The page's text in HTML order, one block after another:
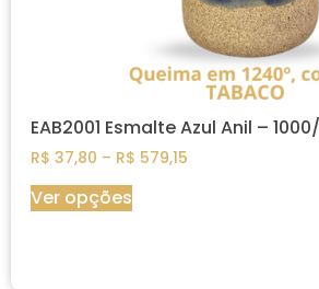
EAB2001 Esmalte Azul Anil –
R$ 37,80 – R$ 579,15
Ver opções